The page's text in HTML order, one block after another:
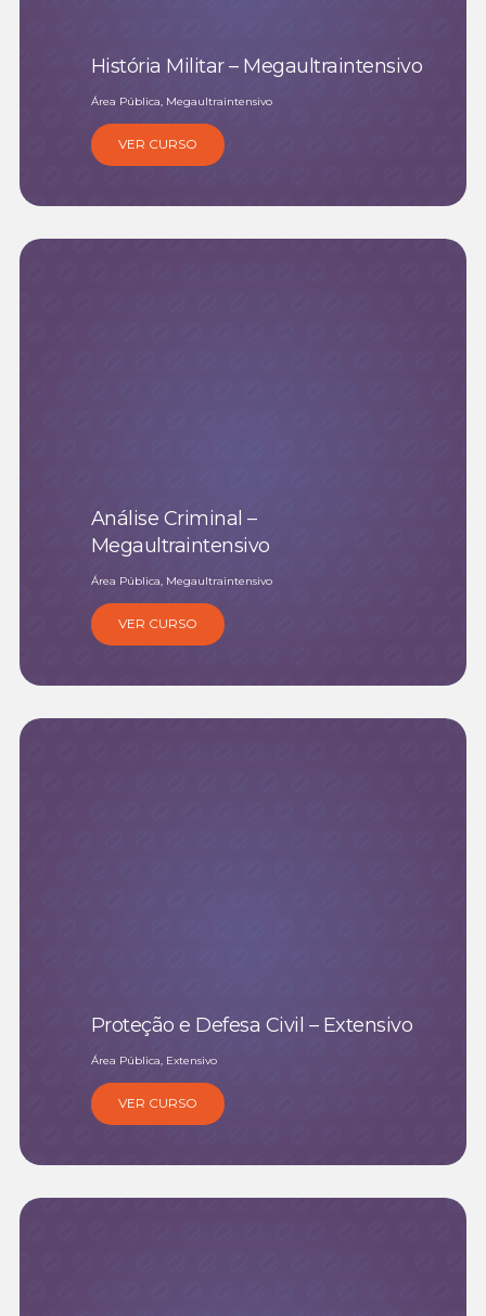
História Militar – Megaultraintensivo
Área Pública, Megaultraintensivo
VER CURSO
Análise Criminal –
Megaultraintensivo
Área Pública, Megaultraintensivo
VER CURSO
Proteção e Defesa Civil – Extensivo
Área Pública, Extensivo
VER CURSO